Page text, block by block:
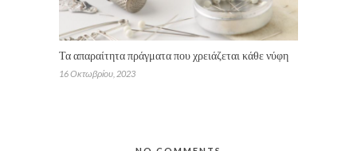
Τα απαραίτητα πράγματα που χρειάζεται κάθε νύφη
16 Οκτωβρίου, 2023